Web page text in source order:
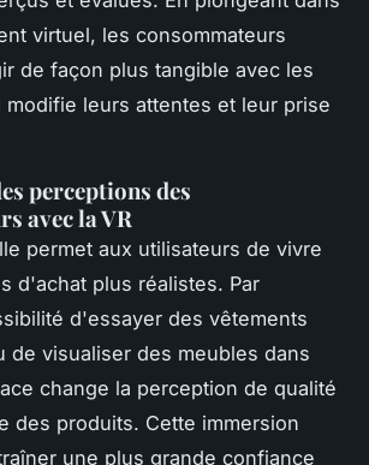
virtuel, les consommateurs
de façon plus tangible avec les
leurs attentes et leur prise
perceptions des
avec la VR
permet aux utilisateurs de vivre
d'achat plus réalistes. Par
d'essayer des vêtements
de visualiser des meubles dans
change la perception de qualité
des produits. Cette immersion
une plus grande confiance